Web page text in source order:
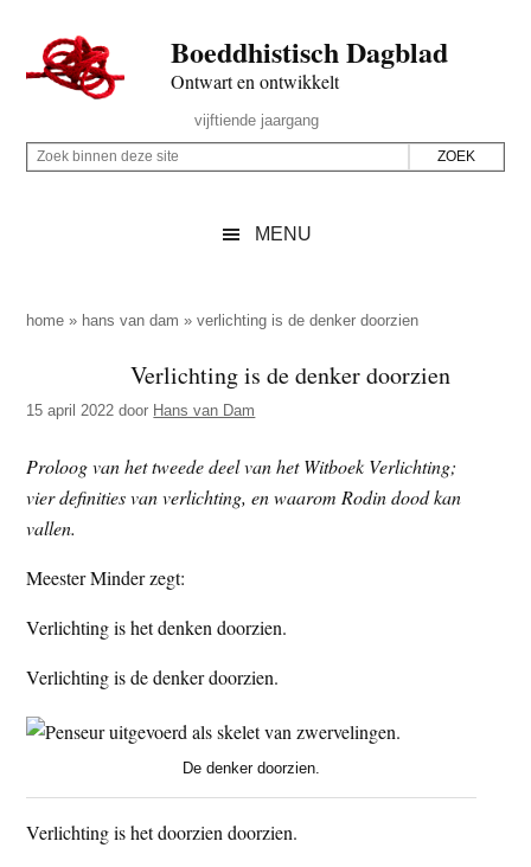
naar
de
inhoud
secondary
naar
de
sidebar
naar
de
Boeddhistisch Dagblad
Ontwart en ontwikkelt
Rechts
vijftiende jaargang
Z
p
z
e
s
i
e
Z
i
e
d
e
z
s
i
e
MENU
home » hans van dam »verlichting is de denker doorzien
Verlichting is de denker doorzien
15 april 2022 door Hans van Dam
Proloog van het tweede deel van het Witboek Verlichting;
vier definities van verlichting, en waarom Rodin dood kan
vallen.
Meester Minder zegt:
Verlichting is het denken doorzien.
Verlichting is de denker doorzien.
De denker doorzien.
Verlichting is het doorzien doorzien.